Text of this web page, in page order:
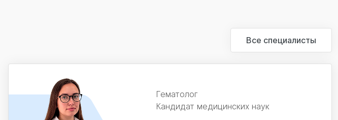
Все специалисты
Гематолог
Кандидат медицинских наук